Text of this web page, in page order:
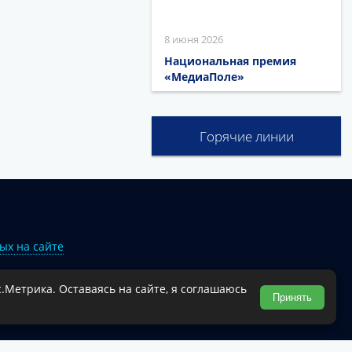
8 июня 2026
Национальная премия
«МедиаПоле»
Горячие линии
на сайте
муниципального округа.
Оставаясь на сайте, я соглашаюсь
Принять